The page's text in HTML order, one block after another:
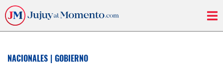
NACIONALES | GOBIERNO